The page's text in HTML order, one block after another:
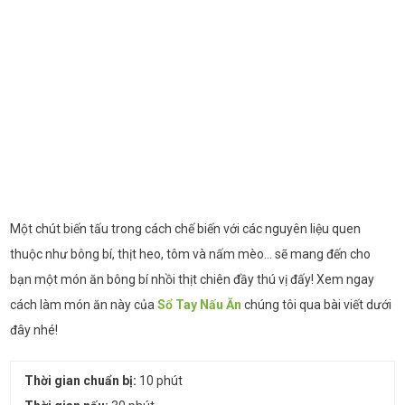
Một chút biến tấu trong cách chế biến với các nguyên liệu quen
thuộc như bông bí, thịt heo, tôm và nấm mèo… sẽ mang đến cho
bạn một món ăn bông bí nhồi thịt chiên đầy thú vị đấy! Xem ngay
cách làm món ăn này củaSổ Tay Nấu Ăn chúng tôi qua bài viết dưới
đây nhé!
Thời gian chuẩn bị: 10 phút